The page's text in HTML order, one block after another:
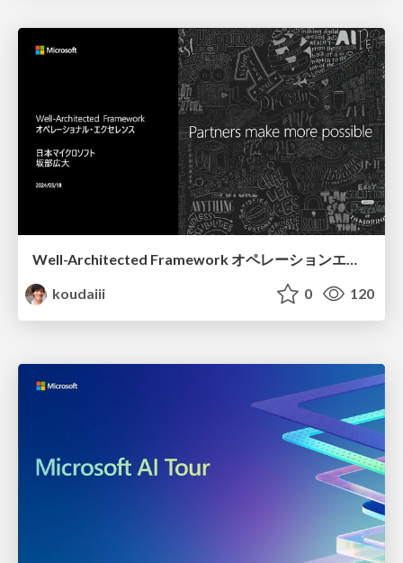
Well-Architected Framework オペレーションエクセレンス
koudaiii
0 120